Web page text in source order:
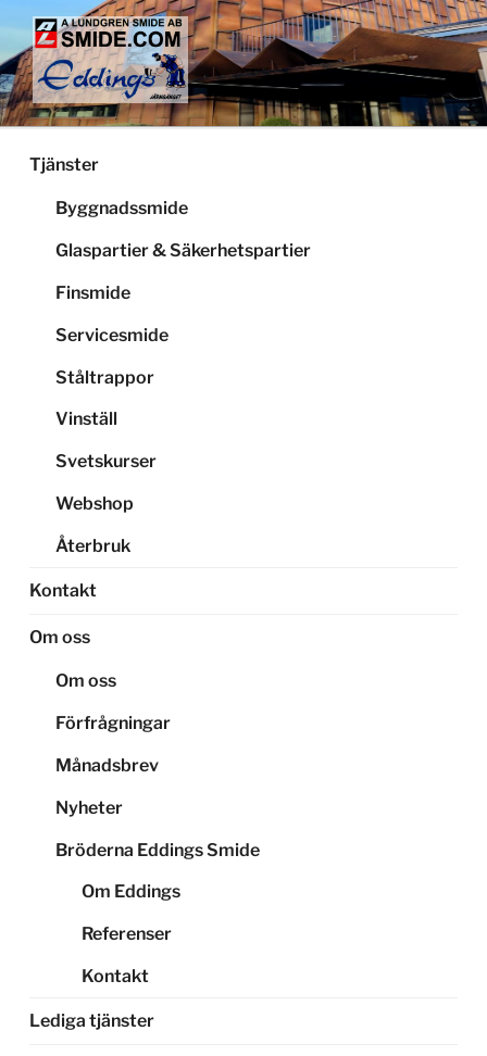
Hoppa
innehåll
LUNDGRENS SMIDE
Smide och glaspartier i Stockholm
Tjänster
Byggnadssmide
Glaspartier & Säkerhetspartier
Finsmide
Servicesmide
Ståltrappor
Vinställ
Svetskurser
Webshop
Återbruk
Kontakt
Om oss
Om oss
Förfrågningar
Månadsbrev
Nyheter
Bröderna Eddings Smide
Om Eddings
Referenser
Kontakt
Lediga tjänster